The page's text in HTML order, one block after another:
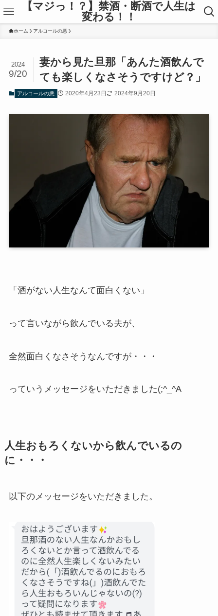
【マジっ！？】禁酒・断酒で人生は
変わる！！
ホーム アルコールの悪
妻から見た旦那「あんた酒飲んで
ても楽しくなさそうですけど？」
2024
9/20
アルコールの悪 2020年4月23日 2024年9月20日
「酒がない人生なんて面白くない」
って言いながら飲んでいる夫が、
全然面白くなさそうなんですが・・・
っていうメッセージをいただきました(;^_^A
人生おもろくないから飲んでいるの
に・・・
以下のメッセージをいただきました。